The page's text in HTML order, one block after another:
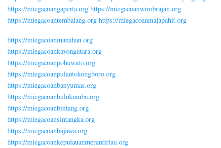
https://miegacoangaperta.org https://miegacoanwirobrajan.org
https://miegacoantembalang.org https://miegacoanmajapahit.org
https://miegacoanmanahan.org
https://miegacoankayongutara.org
https://miegacoanpohuwato.org
https://miegacoanpulautokongboro.org
https://miegacoanbanyumas.org
https://miegacoanbulukumba.org
https://miegacoanbintang.org
https://miegacoansintangka.org
https://miegacoanbajawa.org
https://miegacoankepulauanmerantiriau.org